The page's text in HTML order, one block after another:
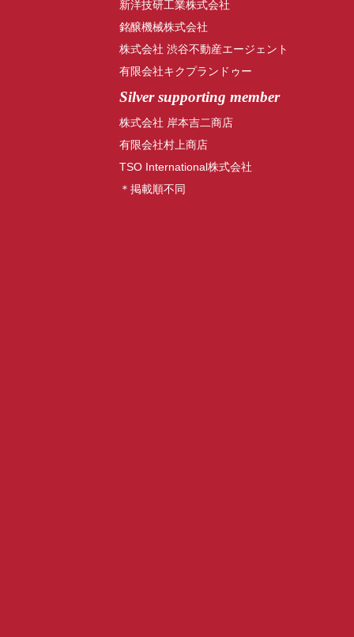
新洋技研工業株式会社
銘醸機械株式会社
株式会社 渋谷不動産エージェント
有限会社キクプランドゥー
Silver supporting member
株式会社 岸本吉二商店
有限会社村上商店
TSO International株式会社
＊掲載順不同